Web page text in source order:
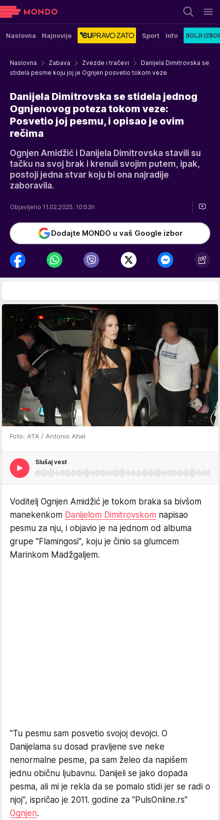
Naslovna Najnovije Sport Info
Naslovna Zabava Zvezde i tračevi
Danijela Dimitrovska se
stidela pesme koju joj je Ognjen posvetio tokom veze
Danijela Dimitrovska se stidela jednog
Ognjenovog poteza tokom veze:
Posvetio joj pesmu, i opisao je ovim
rečima
Ognjen Amidžić i Danijela Dimitrovska stavili su
tačku na svoj brak i krenuli svojim putem, ipak,
postoji jedna stvar koju bi ona najradije
zaboravila.
Objavljeno 11.02.2025. 10:53h
Dodajte MONDO u vaš Google izbor
Foto: ATA / Antonio Ahel
Slušaj vest
Voditelj Ognjen Amidžić je tokom braka sa bivšom
manekenkom Danijelom Dimitrovskom napisao
pesmu za nju, i objavio je na jednom od albuma
grupe "Flamingosi", koju je činio sa glumcem
Marinkom Madžgaljem.
"Tu pesmu sam posvetio svojoj devojci. O
Danijelama su dosad pravljene sve neke
nenormalne pesme, pa sam želeo da napišem
jednu običnu ljubavnu. Danijeli se jako dopada
pesma, ali mi je rekla da se pomalo stidi jer se radi o
njoj", ispričao je 2011. godine za "PulsOnline.rs"
Ognjen.